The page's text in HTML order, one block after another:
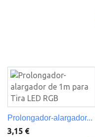
Prolongador-alargador...
3,15 €